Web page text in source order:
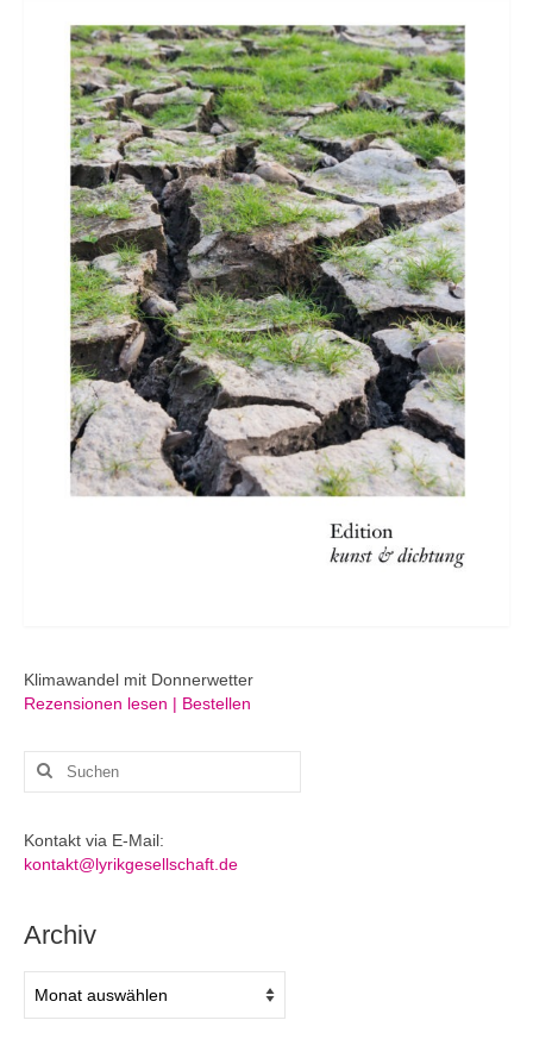
Klimawandel mit Donnerwetter
Rezensionen lesen | Bestellen
Suchen
Kontakt via E-Mail:
kontakt@lyrikgesellschaft.de
Archiv